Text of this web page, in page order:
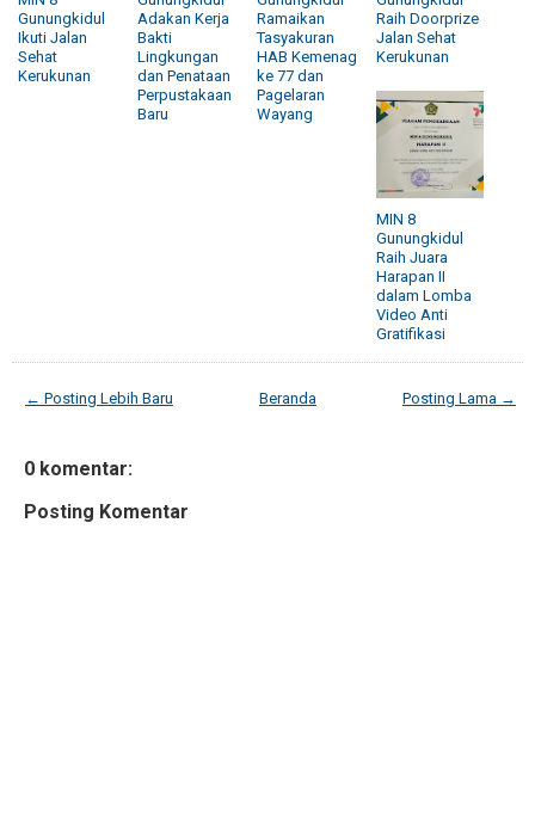
Gunungkidul
Ikuti Jalan
Sehat
Kerukunan
Adakan Kerja
Bakti
Lingkungan
dan Penataan
Perpustakaan
Baru
Ramaikan
Tasyakuran
HAB Kemenag
ke 77 dan
Pagelaran
Wayang
Raih Doorprize
Jalan Sehat
Kerukunan
MIN 8
Gunungkidul
Raih Juara
Harapan II
dalam Lomba
Video Anti
Gratifikasi
← Posting Lebih Baru Posting Lama →
Beranda
0 komentar:
Posting Komentar